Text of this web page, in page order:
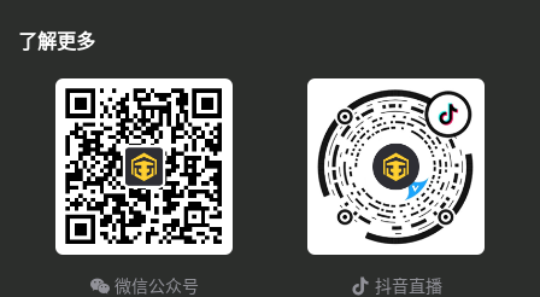
了解更多
微信公众号 抖音直播